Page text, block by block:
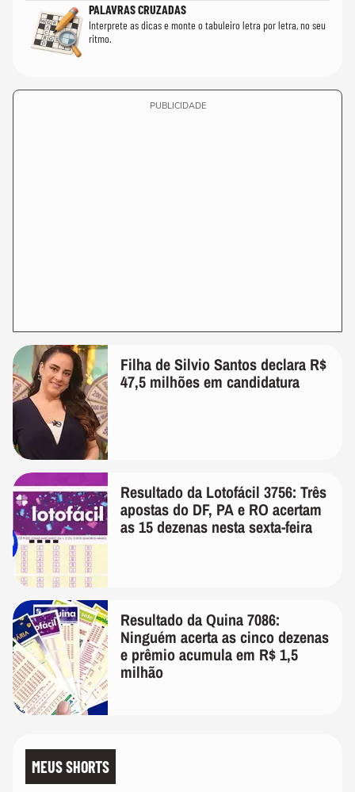
PALAVRAS CRUZADAS
Interprete as dicas e monte o tabuleiro letra por letra, no seu
ritmo.
PUBLICIDADE
Filha de Silvio Santos declara R$
47,5 milhões em candidatura
Resultado da Lotofácil 3756: Três
apostas do DF, PA e RO acertam
as 15 dezenas nesta sexta-feira
Resultado da Quina 7086:
Ninguém acerta as cinco dezenas
e prêmio acumula em R$ 1,5
milhão
MEUS SHORTS